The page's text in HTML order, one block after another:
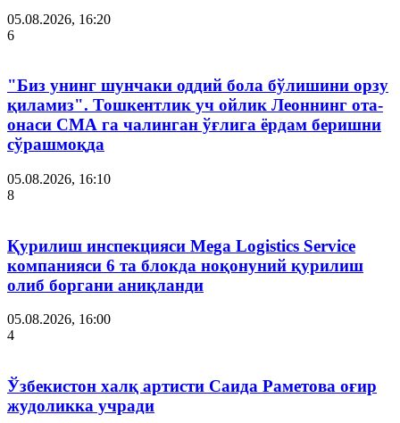
05.08.2026, 16:20
6
"Биз унинг шунчаки оддий бола бўлишини орзу
қиламиз". Тошкентлик уч ойлик Леоннинг ота-
онаси СМА га чалинган ўғлига ёрдам беришни
сўрашмоқда
05.08.2026, 16:10
8
Қурилиш инспекцияси Мega Logistics Service
компанияси 6 та блокда ноқонуний қурилиш
олиб боргани аниқланди
05.08.2026, 16:00
4
Ўзбекистон халқ артисти Саида Раметова оғир
жудоликка учради